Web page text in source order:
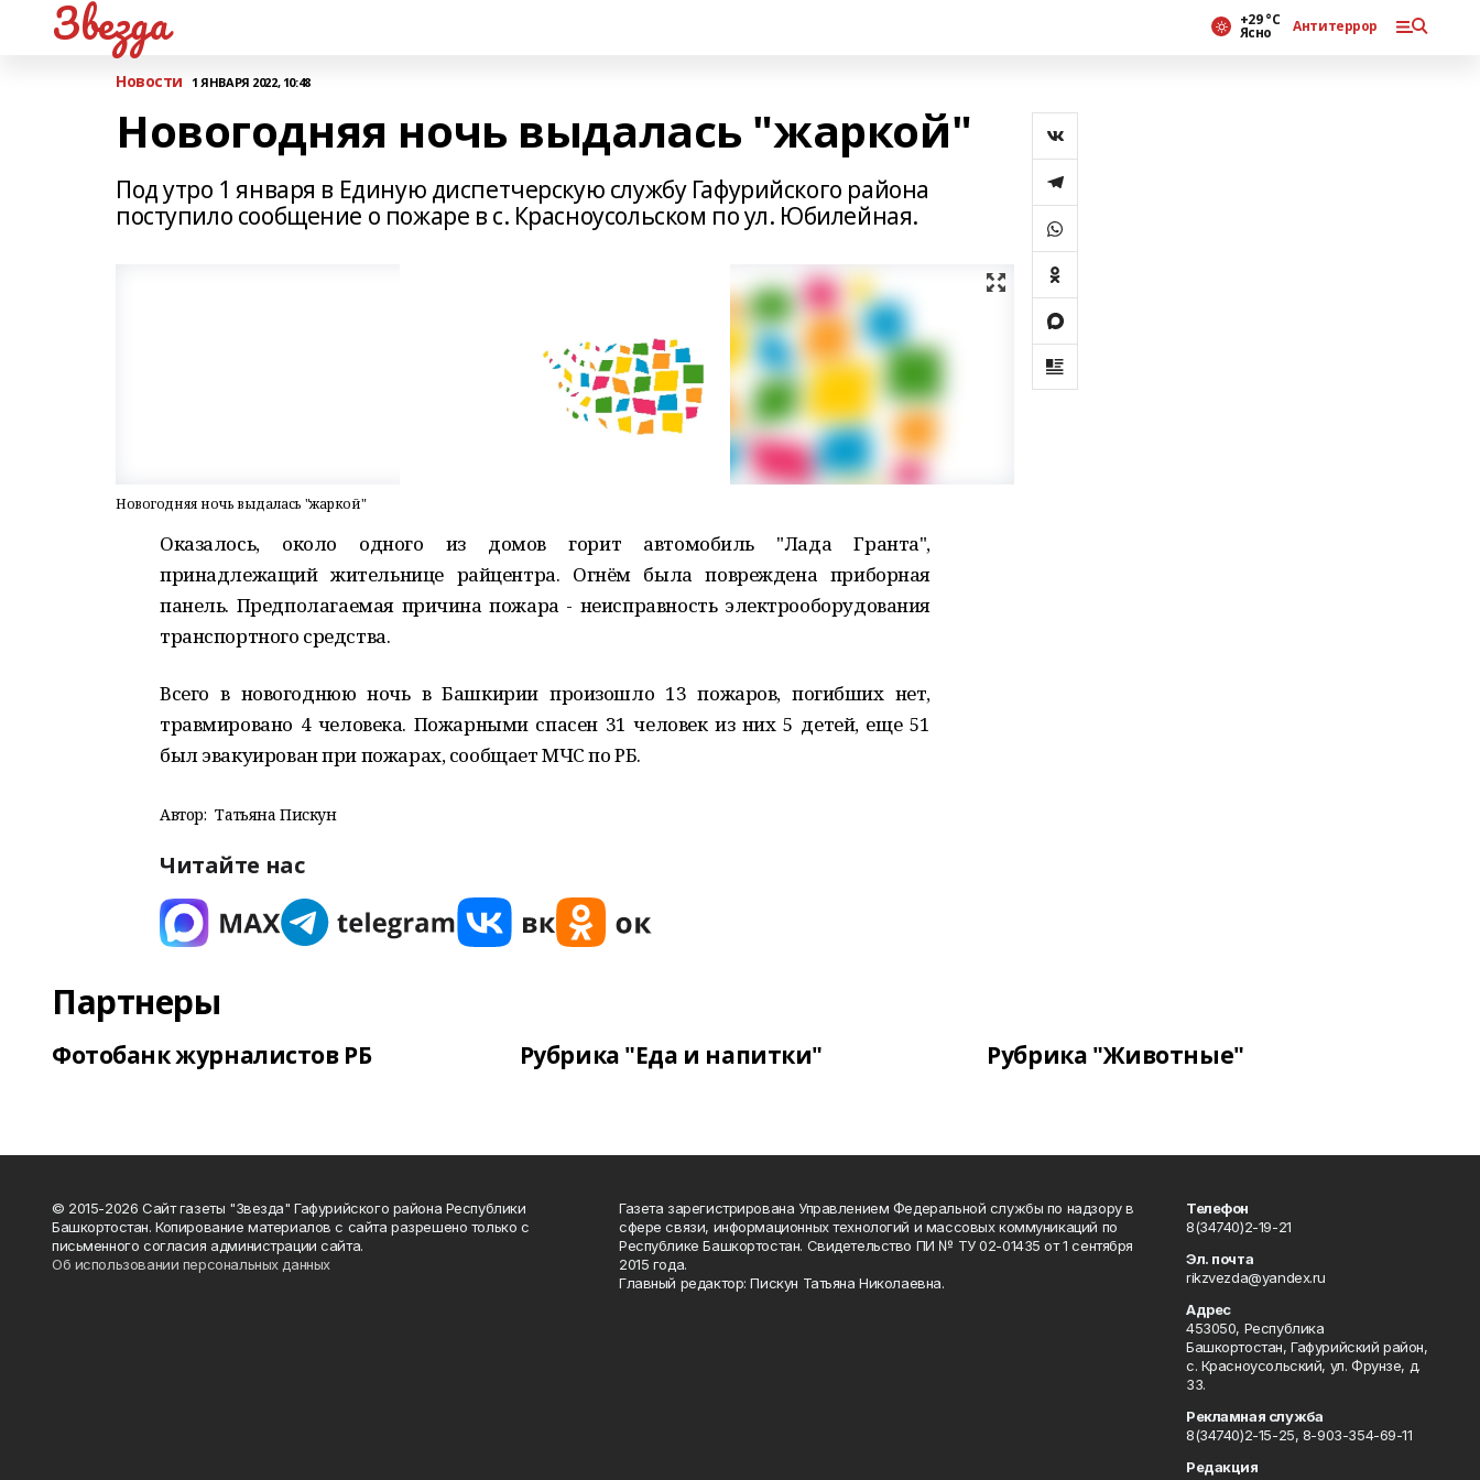
Звезда +29 °С
Ясно Антитеррор
Новости 1 ЯНВАРЯ 2022, 10:48
Новогодняя ночь выдалась "жаркой"
Под утро 1 января в Единую диспетчерскую службу Гафурийского района
поступило сообщение о пожаре в с. Красноусольском по ул. Юбилейная.
Новогодняя ночь выдалась "жаркой"
Оказалось, около одного из домов горит автомобиль "Лада Гранта",
принадлежащий жительнице райцентра. Огнём была повреждена приборная
панель. Предполагаемая причина пожара - неисправность электрооборудования
транспортного средства.
Всего в новогоднюю ночь в Башкирии произошло 13 пожаров, погибших нет,
травмировано 4 человека. Пожарными спасен 31 человек из них 5 детей, еще 51
был эвакуирован при пожарах, сообщает МЧС по РБ.
Автор: Татьяна Пискун
Читайте нас
Партнеры
Фотобанк журналистов РБ Рубрика "Еда и напитки" Рубрика "Животные"
© 2015-2026 Сайт газеты "Звезда" Гафурийского района Республики
Башкортостан. Копирование материалов с сайта разрешено только с
письменного согласия администрации сайта.
Об использовании персональных данных
Газета зарегистрирована Управлением Федеральной службы по надзору в
сфере связи, информационных технологий и массовых коммуникаций по
Республике Башкортостан. Свидетельство ПИ № ТУ 02-01435 от 1 сентября
2015 года.
Главный редактор: Пискун Татьяна Николаевна.
Телефон
8(34740)2-19-21
Эл. почта
rikzvezda@yandex.ru
Адрес
453050, Республика
Башкортостан, Гафурийский район,
с. Красноусольский, ул. Фрунзе, д.
33.
Рекламная служба
8(34740)2-15-25, 8-903-354-69-11
Редакция